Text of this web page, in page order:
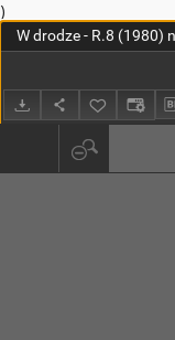
)
W drodze - R.8 (1980)